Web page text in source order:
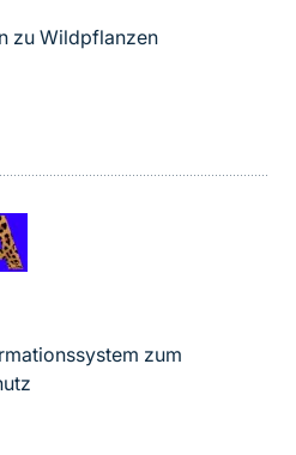
zu Wildpflanzen
zum